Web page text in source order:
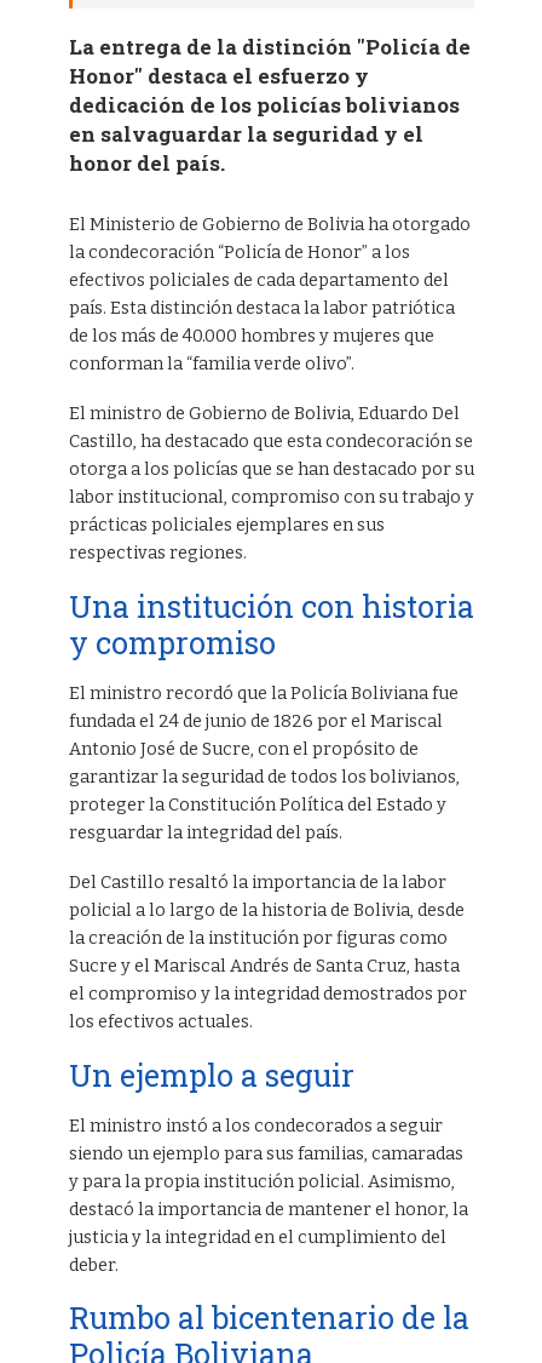
La entrega de la distinción "Policía de
Honor" destaca el esfuerzo y
dedicación de los policías bolivianos
en salvaguardar la seguridad y el
honor del país.
El Ministerio de Gobierno de Bolivia ha otorgado
la condecoración “Policía de Honor” a los
efectivos policiales de cada departamento del
país. Esta distinción destaca la labor patriótica
de los más de 40.000 hombres y mujeres que
conforman la “familia verde olivo”.
El ministro de Gobierno de Bolivia, Eduardo Del
Castillo, ha destacado que esta condecoración se
otorga a los policías que se han destacado por su
labor institucional, compromiso con su trabajo y
prácticas policiales ejemplares en sus
respectivas regiones.
Una institución con historia
y compromiso
El ministro recordó que la Policía Boliviana fue
fundada el 24 de junio de 1826 por el Mariscal
Antonio José de Sucre, con el propósito de
garantizar la seguridad de todos los bolivianos,
proteger la Constitución Política del Estado y
resguardar la integridad del país.
Del Castillo resaltó la importancia de la labor
policial a lo largo de la historia de Bolivia, desde
la creación de la institución por figuras como
Sucre y el Mariscal Andrés de Santa Cruz, hasta
el compromiso y la integridad demostrados por
los efectivos actuales.
Un ejemplo a seguir
El ministro instó a los condecorados a seguir
siendo un ejemplo para sus familias, camaradas
y para la propia institución policial. Asimismo,
destacó la importancia de mantener el honor, la
justicia y la integridad en el cumplimiento del
deber.
Rumbo al bicentenario de la
Policía Boliviana